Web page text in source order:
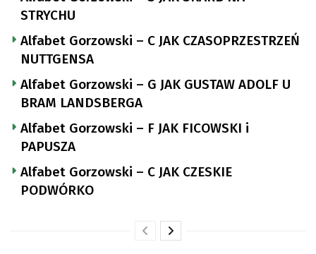
STRYCHU
Alfabet Gorzowski – C JAK CZASOPRZESTRZEŃ
NUTTGENSA
Alfabet Gorzowski – G JAK GUSTAW ADOLF U
BRAM LANDSBERGA
Alfabet Gorzowski – F JAK FICOWSKI i
PAPUSZA
Alfabet Gorzowski – C JAK CZESKIE
PODWÓRKO